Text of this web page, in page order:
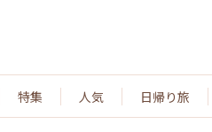
特集 人気 日帰り旅